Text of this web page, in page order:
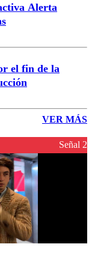
Alerta
el fin de la
VER MÁS
Señal 2